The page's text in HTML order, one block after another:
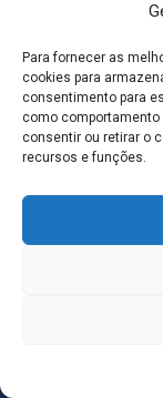
Para fornecer as
cookies para
consentimento para
como comportamento
consentir ou retirar o
recursos e funções.
MAPA DO SITE
SEDE DO